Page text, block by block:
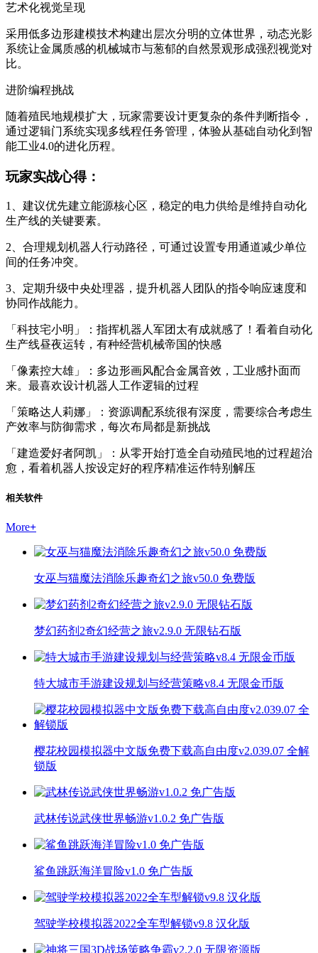
艺术化视觉呈现
采用低多边形建模技术构建出层次分明的立体世界，动态光影
系统让金属质感的机械城市与葱郁的自然景观形成强烈视觉对
比。
进阶编程挑战
随着殖民地规模扩大，玩家需要设计更复杂的条件判断指令，
通过逻辑门系统实现多线程任务管理，体验从基础自动化到智
能工业4.0的进化历程。
玩家实战心得：
1、建议优先建立能源核心区，稳定的电力供给是维持自动化
生产线的关键要素。
2、合理规划机器人行动路径，可通过设置专用通道减少单位
间的任务冲突。
3、定期升级中央处理器，提升机器人团队的指令响应速度和
协同作战能力。
「科技宅小明」：指挥机器人军团太有成就感了！看着自动化
生产线昼夜运转，有种经营机械帝国的快感
「像素控大雄」：多边形画风配合金属音效，工业感扑面而
来。最喜欢设计机器人工作逻辑的过程
「策略达人莉娜」：资源调配系统很有深度，需要综合考虑生
产效率与防御需求，每次布局都是新挑战
「建造爱好者阿凯」：从零开始打造全自动殖民地的过程超治
愈，看着机器人按设定好的程序精准运作特别解压
相关软件
More+
女巫与猫魔法消除乐趣奇幻之旅v50.0 免费版
梦幻药剂2奇幻经营之旅v2.9.0 无限钻石版
特大城市手游建设规划与经营策略v8.4 无限金币版
樱花校园模拟器中文版免费下载高自由度v2.039.07 全解
锁版
武林传说武侠世界畅游v1.0.2 免广告版
鲨鱼跳跃海洋冒险v1.0 免广告版
驾驶学校模拟器2022全车型解锁v9.8 汉化版